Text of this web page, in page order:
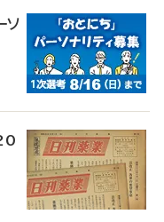
ソ